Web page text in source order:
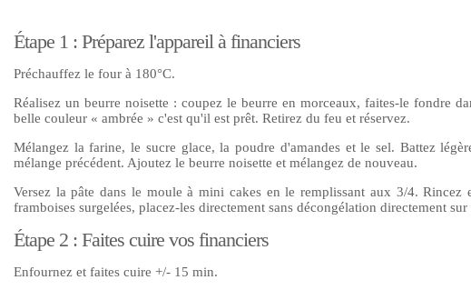
Étape 1 : Préparez l'appareil à financiers
Préchauffez le four à 180°C.
Réalisez un beurre noisette : coupez le beurre en morceaux, faites-le fondre
belle couleur « ambrée » c'est qu'il est prêt. Retirez du feu et réservez.
Mélangez la farine, le sucre glace, la poudre d'amandes et le sel. Battez
mélange précédent. Ajoutez le beurre noisette et mélangez de nouveau.
Versez la pâte dans le moule à mini cakes en le remplissant aux 3/4.
framboises surgelées, placez-les directement sans décongélation directement sur
Étape 2 : Faites cuire vos financiers
Enfournez et faites cuire +/- 15 min.